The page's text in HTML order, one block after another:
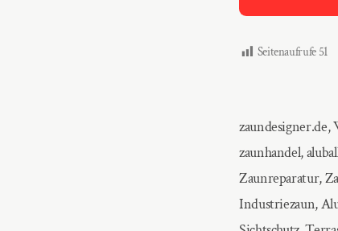
Seitenaufrufe 51
zaundesigner.de,
zaunhandel,
Zaunreparatur,
Industriezaun,